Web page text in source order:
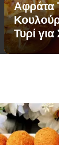
Αφράτα
Τυρί